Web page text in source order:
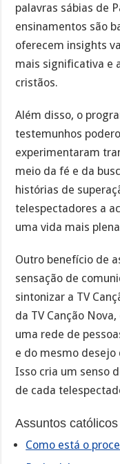
palavras sábias de
ensinamentos são
oferecem insights
mais significativa e
cristãos.
Além disso, o
testemunhos
experimentaram
meio da fé e da
histórias de
telespectadores a
uma vida mais
Outro benefício de
sensação de
sintonizar a TV
da TV Canção
uma rede de
e do mesmo desejo
Isso cria um senso
de cada
Assuntos
Como está o